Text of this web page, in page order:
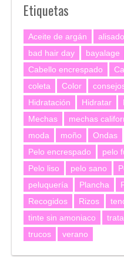
Etiquetas
Aceite de argán
bad hair day
bayalage
Cabello encrespado
coleta
Color
Hidratación
Hidratar
Mechas
mechas
moda
moño Ondas
Pelo encrespado
pelo
Pelo liso
pelo sano
peluquería
Plancha
Recogidos
Rizos
tinte sin amoniaco
trucos
verano